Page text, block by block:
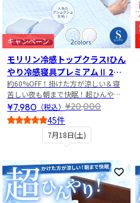
7月18日(土)
キャンペーン
モリリン冷感トップクラス!ひん
やり冷感寝具プレミアムⅡ 2点
セット シングル
約60%OFF！掛けた方が涼しい＆寝
苦しい夜も朝まで快眠！超ひんやり
寝具2点セット
¥7,980 （税込） ¥20,000
45件
お気